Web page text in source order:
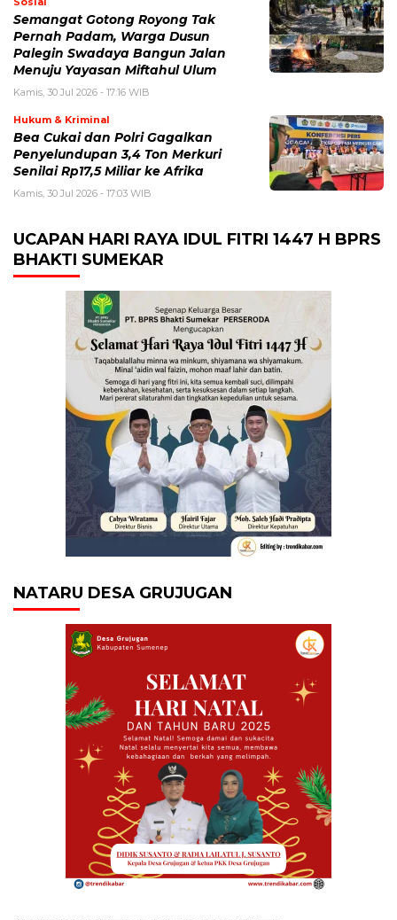
Semangat Gotong Royong Tak
Pernah Padam, Warga Dusun
Palegin Swadaya Bangun Jalan
Menuju Yayasan Miftahul Ulum
Kamis, 30 Jul 2026 - 17:16 WIB
Hukum & Kriminal
Bea Cukai dan Polri Gagalkan
Penyelundupan 3,4 Ton Merkuri
Senilai Rp17,5 Miliar ke Afrika
Kamis, 30 Jul 2026 - 17:03 WIB
UCAPAN HARI RAYA IDUL FITRI 1447 H BPRS
BHAKTI SUMEKAR
NATARU DESA GRUJUGAN